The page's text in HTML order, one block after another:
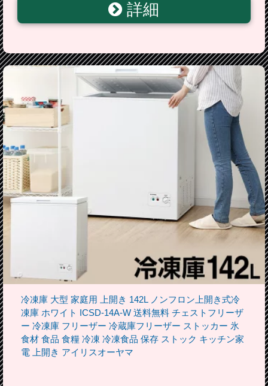
詳細
冷凍庫 大型 家庭用 上開き 142L ノンフロン上開き式冷
凍庫 ホワイト ICSD-14A-W 送料無料 チェストフリーザ
ー 冷凍庫 フリーザー 冷蔵庫フリーザー ストッカー 氷
食材 食品 食糧 冷凍 冷凍食品 保存 ストック キッチン家
電 上開き アイリスオーヤマ